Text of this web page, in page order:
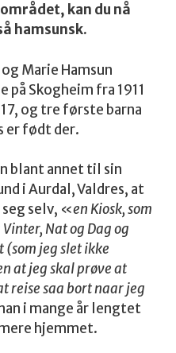
kan du nå
hamsunsk.
Marie Hamsun
på Skogheim fra 1911
og tre første barna
er født der.
blant annet til sin
i Aurdal, Valdres, at
selv, «en Kiosk, som
Nat og Dag og
jeg slet ikke
at jeg skal prøve at
reise saa bort naar jeg
i mange år lengtet
hjemmet.